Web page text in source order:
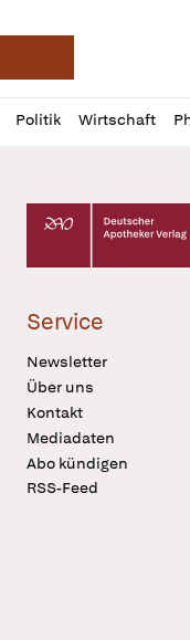
Deutsche
Politik Wirtschaft
Profil
öffnen
Daz
Pur
Deutscher
Service
Newsletter
Über uns
Kontakt
Mediadaten
Abo kündigen
RSS-Feed